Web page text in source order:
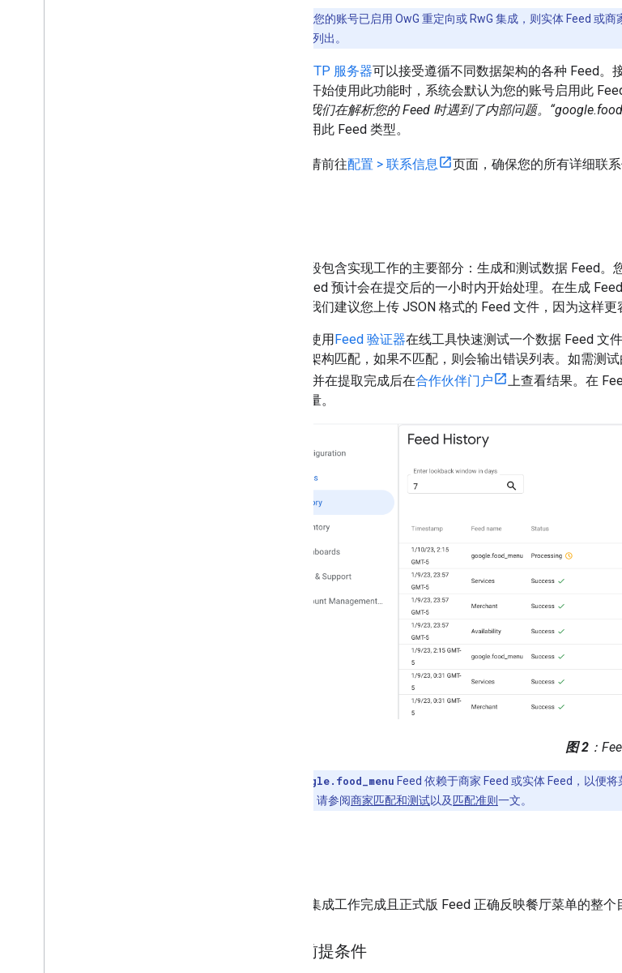
：如果您的账号已启用 OwG 重定向或 RwG 集成，则实体 Feed 或
或商家 Feed 中列出。
通用 SFTP 服务器可以接受遵循不同数据架构的各种 Feed。
常在您开始使用此功能时，系统会默认为您的账号启用此
失败。我们在解析您的 Feed 时遇到了内部问题。
系以启用此 Feed 类型。
最后，请前往配置 > 联系信息 页面，确保您的所有详细联系
开发阶段包含实现工作的主要部分：生成和测试数据 Feed
交的 Feed 预计会在提交后的一小时内开始处理。在生成
式，但我们建议您上传 JSON 格式的 Feed 文件，因为这样更
您可以使用 Feed 验证器在线工具快速测试一个数据 Feed 文
与数据架构匹配，如果不匹配，则会输出错误列表。如需测
Feed，并在提取完成后在合作伙伴门户
上查看结果。在
数据质量。
图 2 ：
google.food_menu Feed 依赖于商家 Feed 或实体 Feed，以便
如需了解详情，请参阅商家匹配和测试以及 匹配准则一文。
在所有集成工作完成且正式版 Feed 正确反映餐厅菜单的整个
发布前提条件